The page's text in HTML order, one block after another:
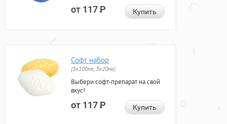
от 117Р Купить
Софт набор
(3x100мг, 3x20мг)
Выбери софт-препарат на свой
вкус!
от 117Р Купить